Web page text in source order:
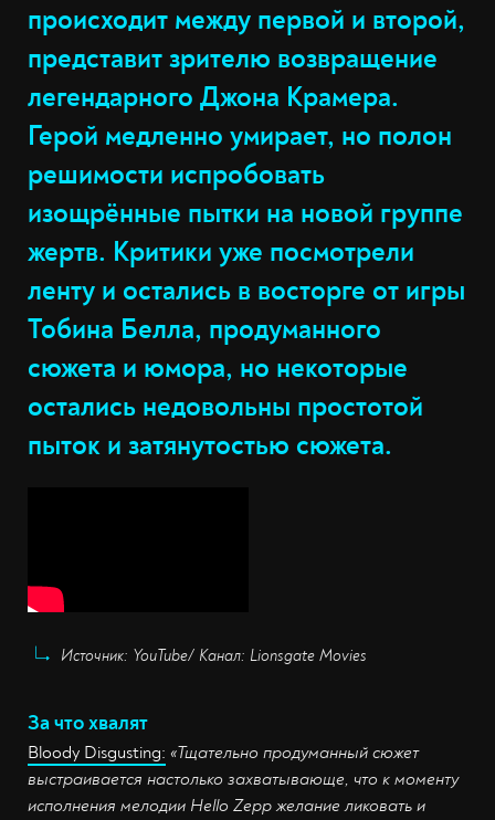
происходит между первой и второй,
представит зрителю возвращение
легендарного Джона Крамера.
Герой медленно умирает, но полон
решимости испробовать
изощрённые пытки на новой группе
жертв. Критики уже посмотрели
ленту и остались в восторге от игры
Тобина Белла, продуманного
сюжета и юмора, но некоторые
остались недовольны простотой
пыток и затянутостью сюжета.
Источник: YouTube/ Канал: Lionsgate Movies
За что хвалят
Bloody Disgusting: «Тщательно продуманный сюжет
выстраивается настолько захватывающе, что к моменту
исполнения мелодии Hello Zepp желание ликовать и